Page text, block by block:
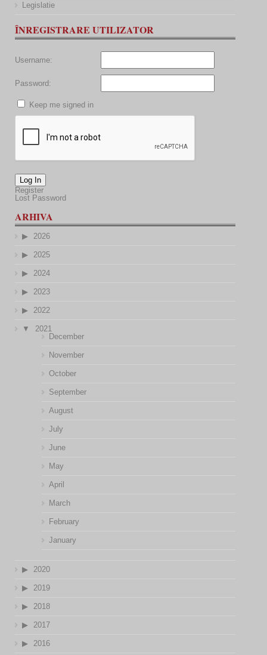
Legislatie
ÎNREGISTRARE UTILIZATOR
Username:
Password:
Keep me signed in
Log In
Register
Lost Password
ARHIVA
2026
2025
2024
2023
2022
2021
December
November
October
September
August
July
June
May
April
March
February
January
2020
2019
2018
2017
2016